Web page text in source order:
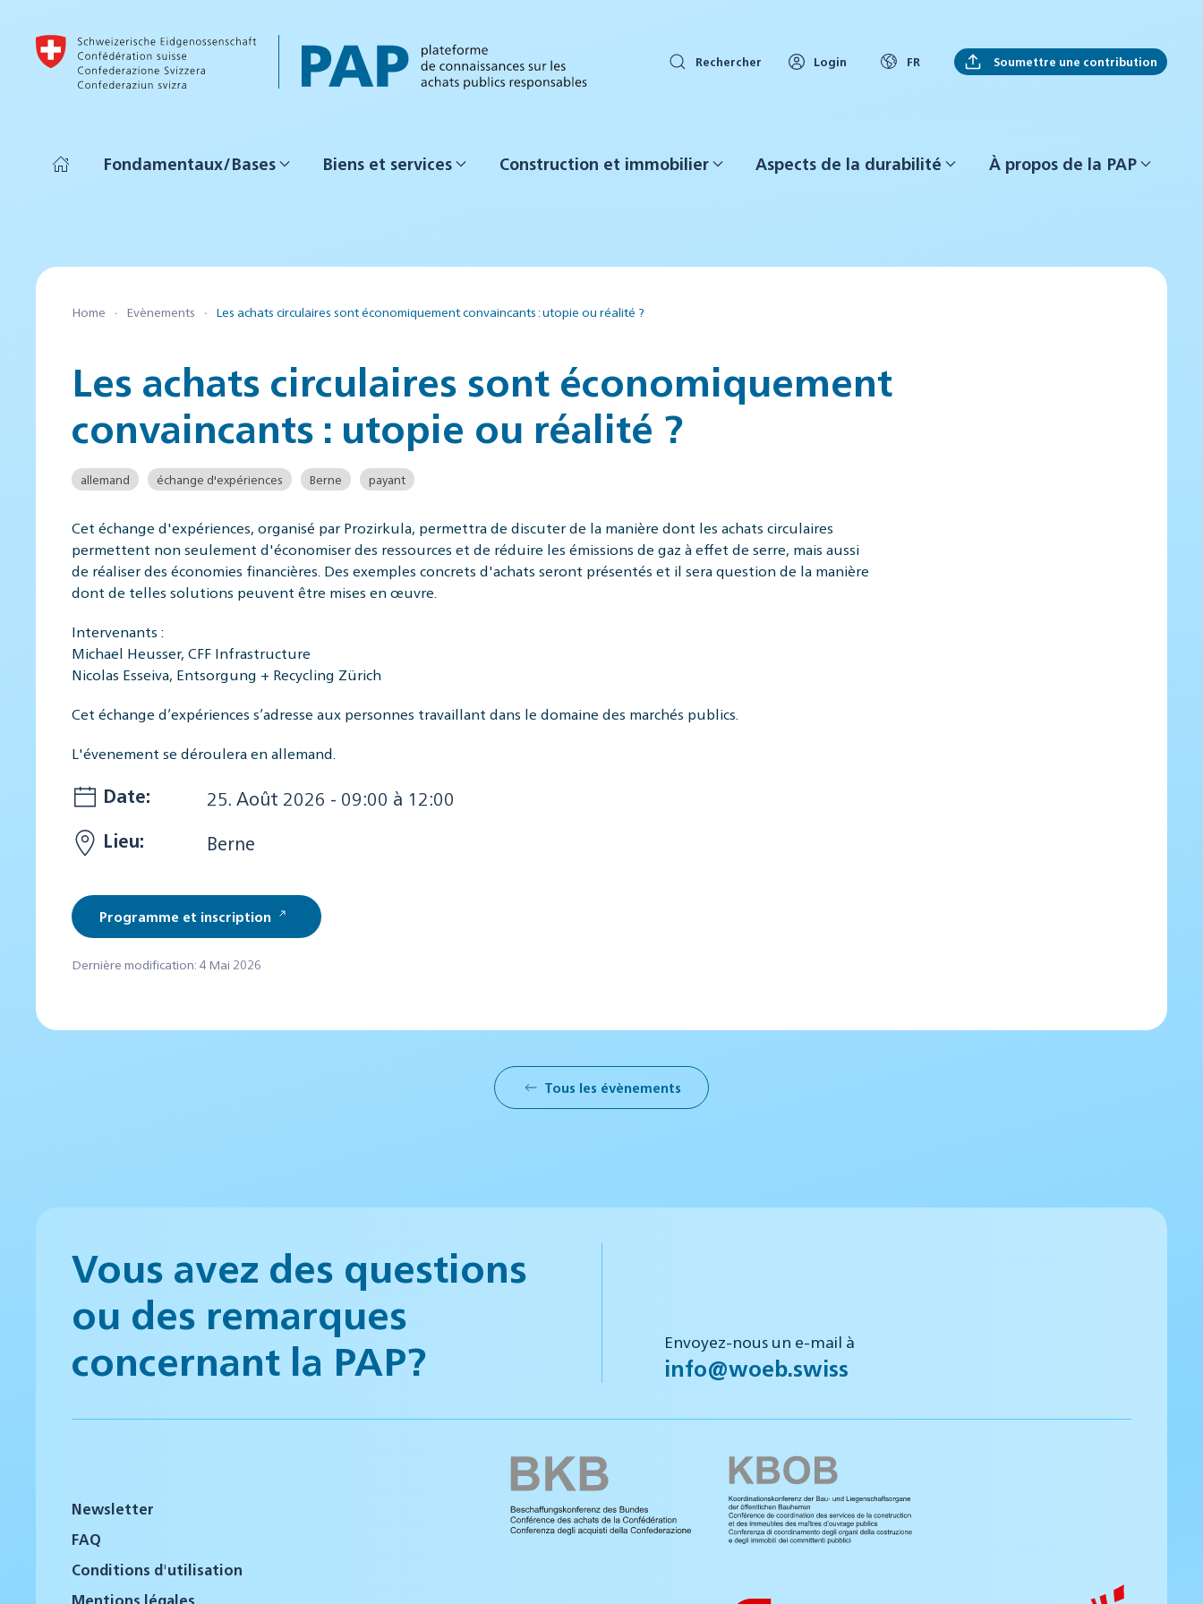
Accéder au contenu principal
Rechercher Login FR Soumettre une contribution
Fondamentaux/Bases Biens et services Construction et immobilier Aspects de la durabilité À propos de la PAP
Home Evènements Les achats circulaires sont économiquement convaincants : utopie ou réalité ?
Les achats circulaires sont économiquement
convaincants : utopie ou réalité ?
allemand échange d'expériences Berne payant
Cet échange d'expériences, organisé par Prozirkula, permettra de discuter de la manière dont les achats circulaires
permettent non seulement d'économiser des ressources et de réduire les émissions de gaz à effet de serre, mais aussi
de réaliser des économies financières. Des exemples concrets d'achats seront présentés et il sera question de la manière
dont de telles solutions peuvent être mises en œuvre.
Intervenants :
Michael Heusser, CFF Infrastructure
Nicolas Esseiva, Entsorgung + Recycling Zürich
Cet échange d’expériences s’adresse aux personnes travaillant dans le domaine des marchés publics.
L'évenement se déroulera en allemand.
Date: 25. Août 2026 - 09:00 à 12:00
Lieu: Berne
Programme et inscription
Dernière modification: 4 Mai 2026
Tous les évènements
Vous avez des questions
ou des remarques
concernant la PAP?
Envoyez-nous un e-mail à
info@woeb.swiss
Newsletter
FAQ
Conditions d'utilisation
Mentions légales